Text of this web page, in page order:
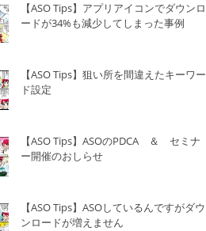
【ASO Tips】アプリアイコンでダウンロ
ードが34%も減少してしまった事例
【ASO Tips】狙い所を間違えたキーワー
ド設定
【ASO Tips】ASOのPDCA ＆ セミナ
ー開催のおしらせ
【ASO Tips】ASOしているんですがダウ
ンロードが増えません